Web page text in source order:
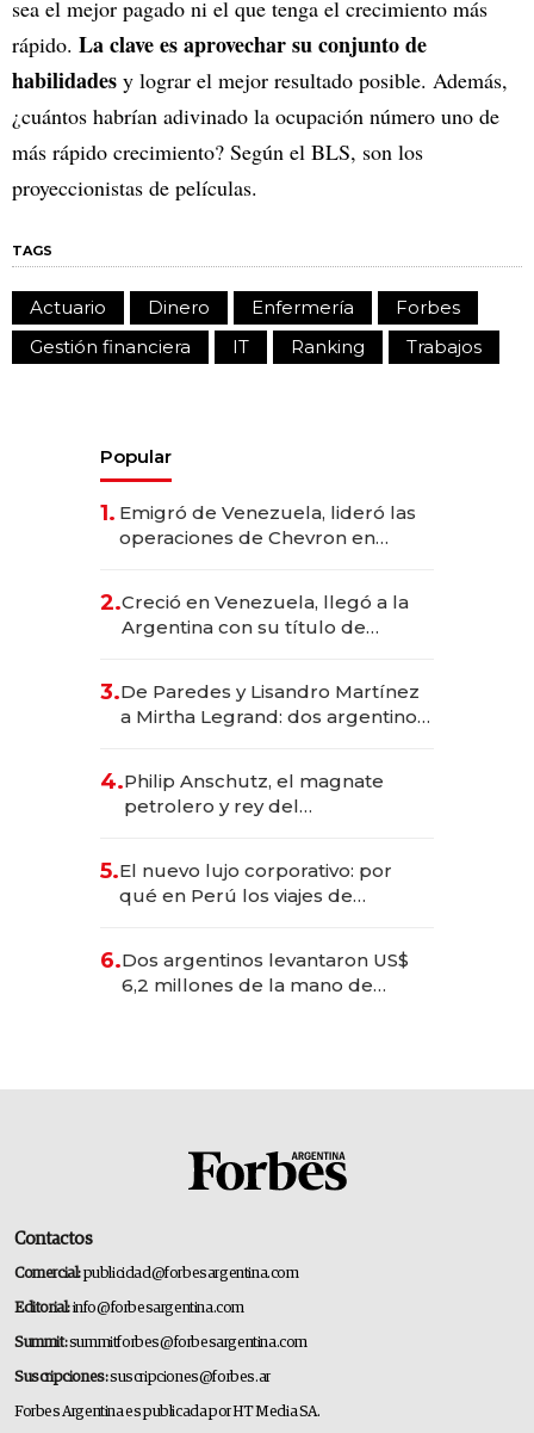
sea el mejor pagado ni el que tenga el crecimiento más
rápido. La clave es aprovechar su conjunto de
habilidades y lograr el mejor resultado posible. Además,
¿cuántos habrían adivinado la ocupación número uno de
más rápido crecimiento? Según el BLS, son los
proyeccionistas de películas.
TAGS
Actuario Dinero Enfermería
Forbes
Gestión financiera
IT Ranking Trabajos
Popular
1. Emigró de Venezuela, lideró las
operaciones de Chevron en
2.Creció en Venezuela, llegó a la
Argentina con su título de
las marcas "fast premium"
3.De Paredes y Lisandro Martínez
a Mirtha Legrand: dos argentinos
4.Philip Anschutz, el magnate
petrolero y rey del
Fénix
5.El nuevo lujo corporativo: por
qué en Perú los viajes de
transformadoras
6.Dos argentinos levantaron US$
6,2 millones de la mano de
Contactos
Comercial:publicidad@forbesargentina.com
Editorial:info@forbesargentina.com
Summit:summitforbes@forbesargentina.com
Suscripciones:suscripciones@forbes.ar
Forbes Argentina es publicada por HT Media SA.